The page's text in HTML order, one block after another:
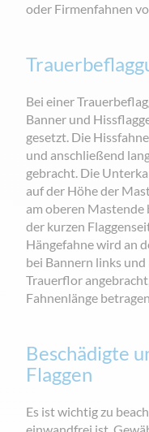
oder Firmenfahnen
Bei einer
Banner und
gesetzt. Die
und anschließend
gebracht. Die
auf der Höhe der
am oberen Mastende
der kurzen
Hängefahne wird an
bei Bannern links
Trauerflor
Fahnenlänge
Beschädigte
Flaggen
Es ist wichtig zu